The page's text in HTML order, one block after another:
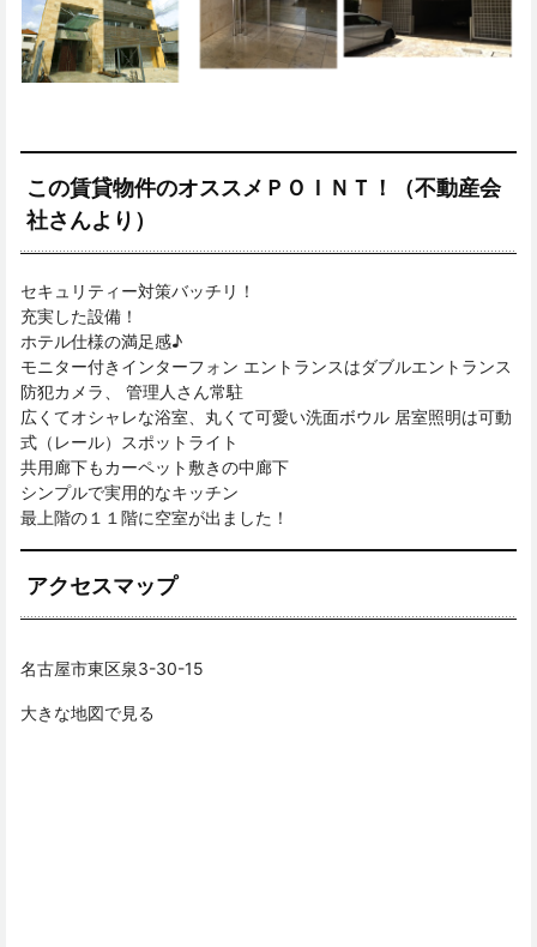
この賃貸物件のオススメＰＯＩＮＴ！（不動産会
社さんより）
セキュリティー対策バッチリ！
充実した設備！
ホテル仕様の満足感♪
モニター付きインターフォン エントランスはダブルエントランス
防犯カメラ、 管理人さん常駐
広くてオシャレな浴室、丸くて可愛い洗面ボウル 居室照明は可動
式（レール）スポットライト
共用廊下もカーペット敷きの中廊下
シンプルで実用的なキッチン
最上階の１１階に空室が出ました！
アクセスマップ
名古屋市東区泉3-30-15
大きな地図で見る